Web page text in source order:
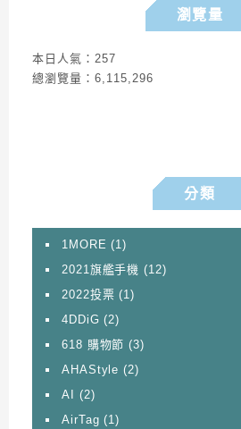
瀏覽量
本日人氣：257
總瀏覽量：6,115,296
分類
1MORE (1)
2021旗艦手機 (12)
2022投票 (1)
4DDiG (2)
618 購物節 (3)
AHAStyle (2)
AI (2)
AirTag (1)